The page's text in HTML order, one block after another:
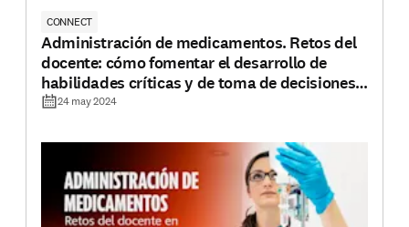
CONNECT
Administración de medicamentos. Retos del
docente: cómo fomentar el desarrollo de
habilidades críticas y de toma de decisiones
en los estudiantes
24 may 2024